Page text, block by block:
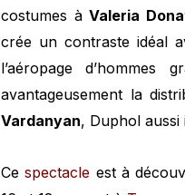
costumes àValeria
crée un contraste idéal
l’aéropage
avantageusement la
Vardanyan, Duphol aussi
Ce spectacle est à